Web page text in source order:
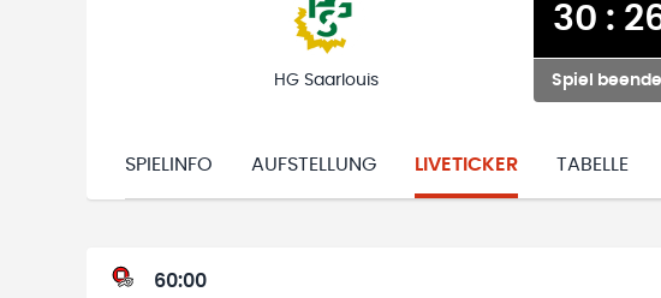
HG Saarlouis
30 :
Spiel
SPIELINFO AUFSTELLUNG LIVETICKER TABELLE
60:00